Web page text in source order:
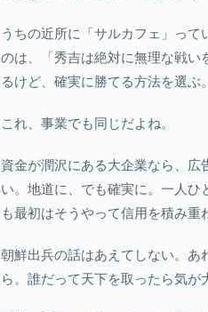
うちの近所に「サルカフェ」っ
のは、「秀吉は絶対に無理な戦
るけど、確実に勝てる方法を選ぶ。
これ、事業でも同じだよね。
資金が潤沢にある大企業なら、
い。地道に、でも確実に。一人
も最初はそうやって信用を積み重
朝鮮出兵の話はあえてしない。
ら。誰だって天下を取ったら気が